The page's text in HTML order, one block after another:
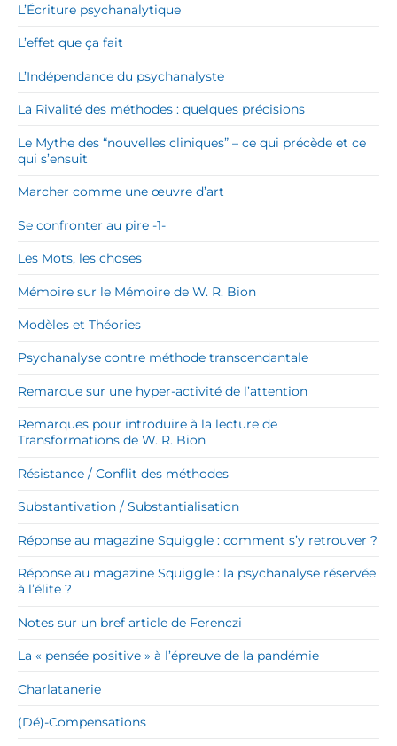
L’Écriture psychanalytique
L’effet que ça fait
L’Indépendance du psychanalyste
La Rivalité des méthodes : quelques précisions
Le Mythe des “nouvelles cliniques” – ce qui précède et ce
qui s’ensuit
Marcher comme une œuvre d’art
Se confronter au pire -1-
Les Mots, les choses
Mémoire sur le Mémoire de W. R. Bion
Modèles et Théories
Psychanalyse contre méthode transcendantale
Remarque sur une hyper-activité de l’attention
Remarques pour introduire à la lecture de
Transformations de W. R. Bion
Résistance / Conflit des méthodes
Substantivation / Substantialisation
Réponse au magazine Squiggle : comment s’y retrouver ?
Réponse au magazine Squiggle : la psychanalyse réservée
à l’élite ?
Notes sur un bref article de Ferenczi
La « pensée positive » à l’épreuve de la pandémie
Charlatanerie
(Dé)-Compensations